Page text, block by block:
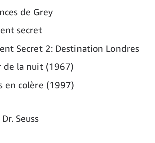
de Grey
secret
Secret 2: Destination Londres
de la nuit (1967)
en colère (1997)
Seuss